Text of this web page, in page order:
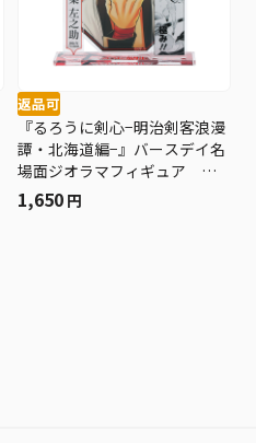
返品可
『るろうに剣心−明治剣客浪漫
譚・北海道編−』バースデイ名
場面ジオラマフィギュア 相
楽左之助 ＢＤ３
1,650 円